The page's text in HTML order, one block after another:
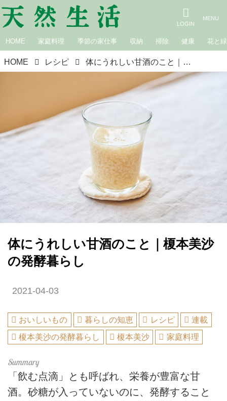
HOME 家庭料理 季節の家仕事 収納 掃除 健康 花と緑
HOME レシピ 体にうれしい甘酒のこと｜榎本美沙の発酵暮らし
体にうれしい甘酒のこと｜榎本美沙
の発酵暮らし
2021-04-03
おいしいもの 暮らしの知恵 レシピ
連載
榎本美沙の発酵暮らし
榎本美沙 家庭料理
「飲む点滴」とも呼ばれ、栄養が豊富な甘
酒。砂糖が入っていないのに、発酵すること